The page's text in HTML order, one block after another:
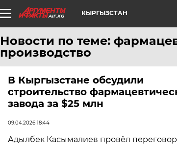
AIF.KG КЫРГЫЗСТАН
Новости по теме:
производство
В Кыргызстане обсудили
строительство
завода за $25 млн
09.04.2026 18:44
Адылбек Касымалиев провёл